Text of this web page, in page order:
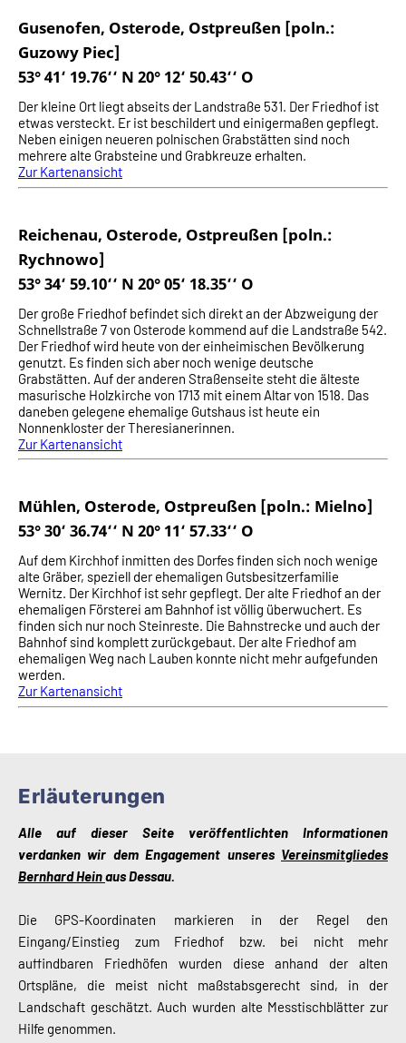
Gusenofen, Osterode, Ostpreußen [poln.:
Guzowy Piec]
53° 41‘ 19.76‘‘ N 20° 12‘ 50.43‘‘ O
Der kleine Ort liegt abseits der Landstraße 531. Der Friedhof ist
etwas versteckt. Er ist beschildert und einigermaßen gepflegt.
Neben einigen neueren polnischen Grabstätten sind noch
mehrere alte Grabsteine und Grabkreuze erhalten.
Zur Kartenansicht
Reichenau, Osterode, Ostpreußen [poln.:
Rychnowo]
53° 34‘ 59.10‘‘ N 20° 05‘ 18.35‘‘ O
Der große Friedhof befindet sich direkt an der Abzweigung der
Schnellstraße 7 von Osterode kommend auf die Landstraße 542.
Der Friedhof wird heute von der einheimischen Bevölkerung
genutzt. Es finden sich aber noch wenige deutsche
Grabstätten. Auf der anderen Straßenseite steht die älteste
masurische Holzkirche von 1713 mit einem Altar von 1518. Das
daneben gelegene ehemalige Gutshaus ist heute ein
Nonnenkloster der Theresianerinnen.
Zur Kartenansicht
Mühlen, Osterode, Ostpreußen [poln.: Mielno]
53° 30‘ 36.74‘‘ N 20° 11‘ 57.33‘‘ O
Auf dem Kirchhof inmitten des Dorfes finden sich noch wenige
alte Gräber, speziell der ehemaligen Gutsbesitzerfamilie
Wernitz. Der Kirchhof ist sehr gepflegt. Der alte Friedhof an der
ehemaligen Försterei am Bahnhof ist völlig überwuchert. Es
finden sich nur noch Steinreste. Die Bahnstrecke und auch der
Bahnhof sind komplett zurückgebaut. Der alte Friedhof am
ehemaligen Weg nach Lauben konnte nicht mehr aufgefunden
werden.
Zur Kartenansicht
Erläuterungen
Alle auf dieser Seite veröffentlichten Informationen
verdanken wir dem Engagement unseres Vereinsmitgliedes
Bernhard Heinaus Dessau.
Die GPS-Koordinaten markieren in der Regel den
Eingang/Einstieg zum Friedhof bzw. bei nicht mehr
auffindbaren Friedhöfen wurden diese anhand der alten
Ortspläne, die meist nicht maßstabsgerecht sind, in der
Landschaft geschätzt. Auch wurden alte Messtischblätter zur
Hilfe genommen.